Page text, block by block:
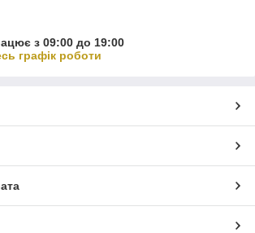
з 09:00 до 19:00
графік роботи